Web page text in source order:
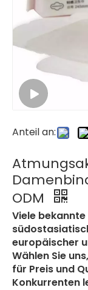
Anteil an:
ODM
Viele
europäischer
Wählen Sie
für Preis und
Konkurrenten